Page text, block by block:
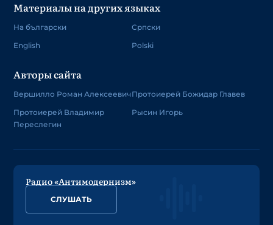
Материалы на других языках
На български
English
Српски
Polski
Авторы сайта
Вершилло Роман Алексеевич
Протоиерей Владимир
Переслегин
Протоиерей Божидар Главев
Рысин Игорь
Радио «Антимодернизм»
СЛУШАТЬ